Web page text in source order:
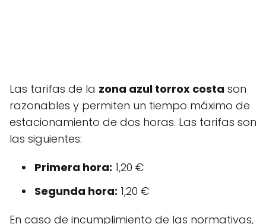
Las tarifas de la zona azul torrox costa son
razonables y permiten un tiempo máximo de
estacionamiento de dos horas. Las tarifas son
las siguientes:
Primera hora: 1,20 €
Segunda hora: 1,20 €
En caso de incumplimiento de las normativas,